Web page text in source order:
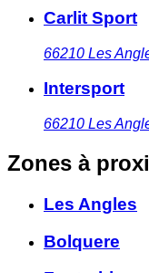
Carlit Sport
66210 Les
Intersport
66210 Les
Zones à
Les Angles
Bolquere